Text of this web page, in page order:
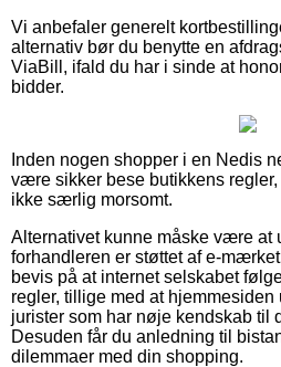
Vi anbefaler generelt
alternativ bør du benytte en
ViaBill, ifald du har i sinde at
bidder.
Inden nogen shopper i en Nedis
være sikker bese butikkens
ikke særlig morsomt.
Alternativet kunne måske være at
forhandleren er støttet af e-
bevis på at internet selskabet
regler, tillige med at
jurister som har nøje kendskab til
Desuden får du anledning til
dilemmaer med din shopping.